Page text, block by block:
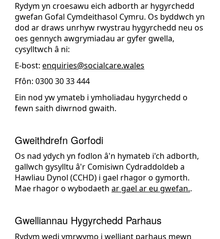
Rydym yn croesawu eich adborth ar hygyrchedd
gwefan Gofal Cymdeithasol Cymru. Os byddwch yn
dod ar draws unrhyw rwystrau hygyrchedd neu os
oes gennych awgrymiadau ar gyfer gwella,
cysylltwch â ni:
E-bost: enquiries@socialcare.wales
Ffôn: 0300 30 33 444
Ein nod yw ymateb i ymholiadau hygyrchedd o
fewn saith diwrnod gwaith.
Gweithdrefn Gorfodi
Os nad ydych yn fodlon â'n hymateb i'ch adborth,
gallwch gysylltu â'r Comisiwn Cydraddoldeb a
Hawliau Dynol (CCHD) i gael rhagor o gymorth.
Mae rhagor o wybodaeth ar gael ar eu gwefan..
Gwelliannau Hygyrchedd Parhaus
Rydym wedi ymrwymo i welliant parhaus mewn